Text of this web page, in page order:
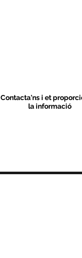
Contacta'ns i et
la informació